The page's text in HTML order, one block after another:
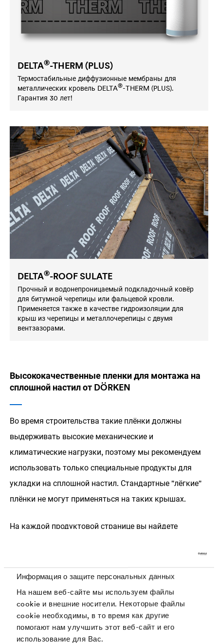
Информация о защите персональных данных
На нашем веб-сайте мы используем файлы
cookie и внешние носители. Некоторые файлы
cookie необходимы, в то время как другие
помогают нам улучшить этот веб-сайт и его
использование для Вас.
DELTA®-THERM (PLUS)
Термостабильные диффузионные мембраны для
металлических кровель DELTA®-THERM (PLUS).
Гарантия 30 лет!
DELTA®-ROOF SULATE
Прочный и водонепроницаемый подкладочный ковёр
для битумной черепицы или фальцевой кровли.
Применяется также в качестве гидроизоляции для
крыш из черепицы и металлочерепицы с двумя
вентзазорами.
Высококачественные пленки для монтажа на
сплошной настил от DÖRKEN
Во время строительства такие плёнки должны
выдерживать высокие механические и
климатические нагрузки, поэтому мы рекомендуем
использовать только специальные продукты для
укладки на сплошной настил. Стандартные "лёгкие"
плёнки не могут применяться на таких крышах.
На каждой продуктовой странице вы найдете
которых не возможен профессиональный монтаж
мембран и пленок.